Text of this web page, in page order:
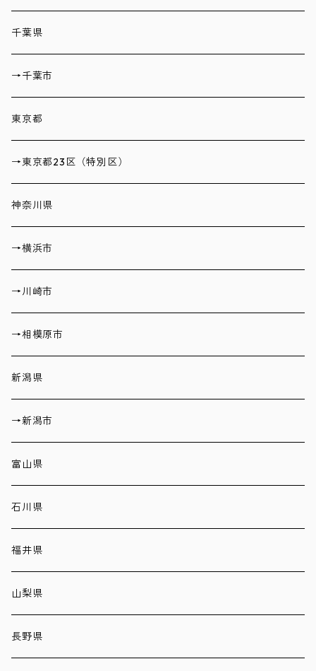
千葉県
→千葉市
東京都
→東京都23区（特別区）
神奈川県
→横浜市
→川崎市
→相模原市
新潟県
→新潟市
富山県
石川県
福井県
山梨県
長野県